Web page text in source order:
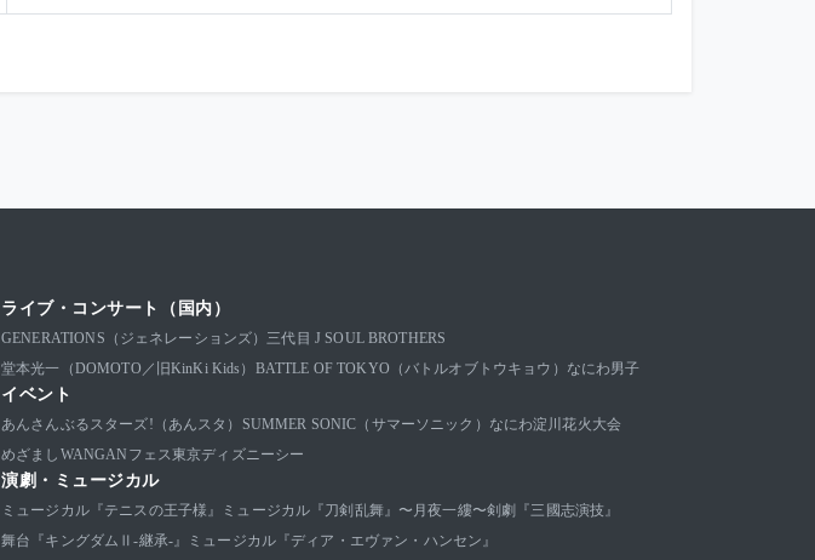
ライブ・コンサート（国内）
GENERATIONS（ジェネレーションズ） 三代目 J SOUL BROTHERS
堂本光一（DOMOTO／旧KinKi Kids） BATTLE OF TOKYO（バトルオブトウキョウ） なにわ男子
イベント
あんさんぶるスターズ!（あんスタ） SUMMER SONIC（サマーソニック） なにわ淀川花火大会
めざましWANGANフェス東京ディズニーシー
演劇・ミュージカル
ミュージカル『テニスの王子様』 ミュージカル『刀剣乱舞』〜月夜一縷〜剣劇『三國志演技』
舞台『キングダムⅡ-継承-』
ミュージカル『ディア・エヴァン・ハンセン』